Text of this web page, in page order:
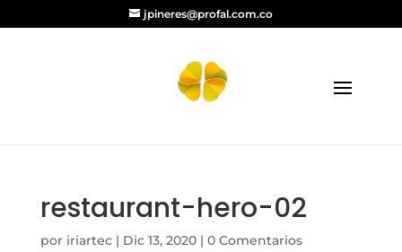
jpineres@profal.com.co
restaurant-hero-02
por iriartec| Dic 13, 2020| 0 Comentarios